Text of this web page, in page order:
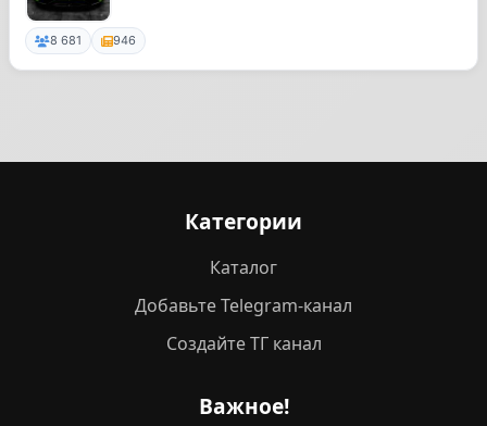
8 681 946
Категории
Каталог
Добавьте Telegram-канал
Создайте ТГ канал
Важное!